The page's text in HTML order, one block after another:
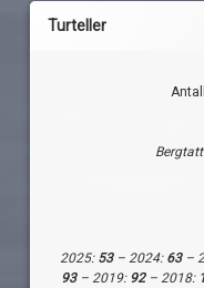
Turteller
2025: 53– 2024:63–
93– 2019: 92– 2018: